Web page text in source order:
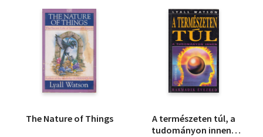
The Nature of Things
A természeten túl, a
tudományon innen -